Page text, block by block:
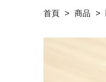
首頁 商品